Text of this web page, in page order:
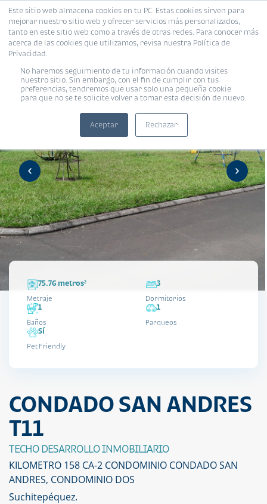
Este sitio web almacena cookies en tu PC. Estas cookies sirven para
mejorar nuestro sitio web y ofrecer servicios más personalizados,
tanto en este sitio web como a través de otras redes. Para conocer más
acerca de las cookies que utilizamos, revisa nuestra Política de
Privacidad.
No haremos seguimiento de tu información cuando visites
nuestro sitio. Sin embargo, con el fin de cumplir con tus
preferencias, tendremos que usar solo una pequeña cookie
para que no se te solicite volver a tomar esta decisión de nuevo.
Aceptar Rechazar
75.76 metros²
Metraje
3
Dormitorios
1
Baños
1
Parqueos
Sí
Pet Friendly
CONDADO SAN ANDRES
T11
TECHO DESARROLLO INMOBILIARIO
KILOMETRO 158 CA-2 CONDOMINIO CONDADO SAN
ANDRES, CONDOMINIO DOS
Suchitepéquez.